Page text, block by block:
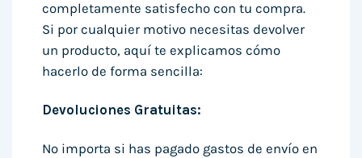
completamente satisfecho con tu compra.
Si por cualquier motivo necesitas devolver
un producto, aquí te explicamos cómo
hacerlo de forma sencilla:
Devoluciones Gratuitas:
No importa si has pagado gastos de envío en